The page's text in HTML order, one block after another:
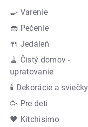
🍳 Varenie
🧁 Pečenie
🍴 Jedáleň
🧹 Čistý domov -
upratovanie
🕯 Dekorácie a sviečky
🥳 Pre deti
🖤 Kitchisimo